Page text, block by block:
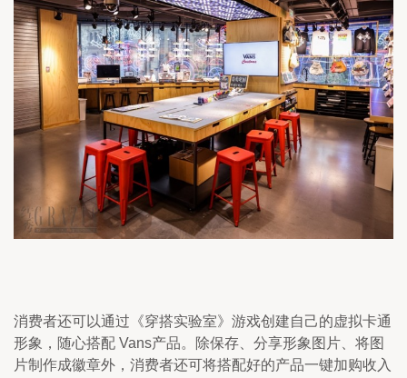
消费者还可以通过《穿搭实验室》游戏创建自己的虚拟卡通
形象，随心搭配 Vans产品。除保存、分享形象图片、将图
片制作成徽章外，消费者还可将搭配好的产品一键加购收入